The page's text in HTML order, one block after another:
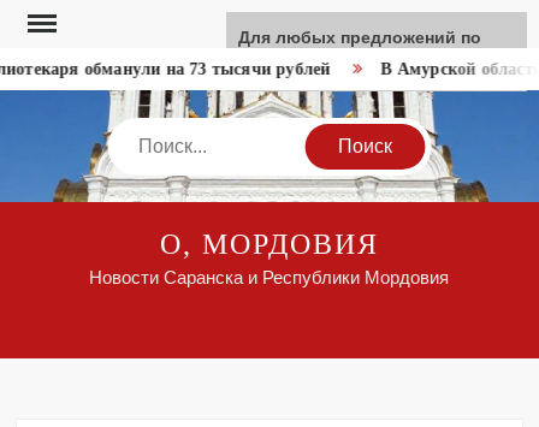
Перейти
содержимому
обманули на 73 тысячи рублей В Амурской
Search
О, МОРДОВИЯ
Новости Саранска и Республики Мордовия
Для любых предложений по
сайту: like-news@cp9.ru